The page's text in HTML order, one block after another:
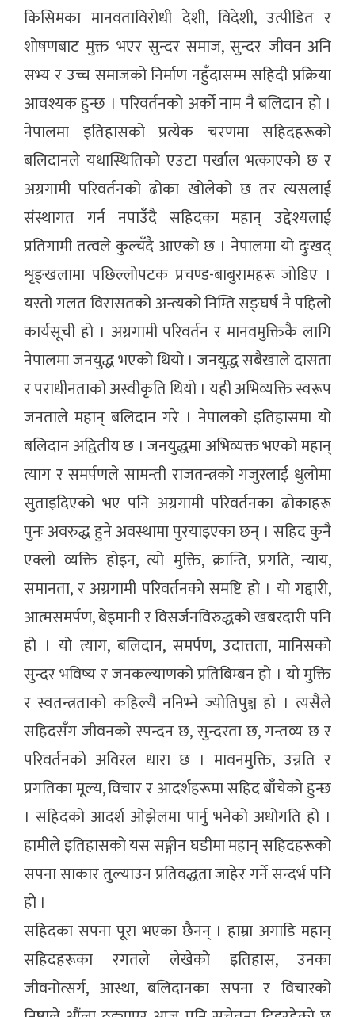
किसिमका मानवताविरोधी देशी, विदेशी, उत्पीडित र
शोषणबाट मुक्त भएर सुन्दर समाज, सुन्दर जीवन अनि
सभ्य र उच्च समाजको निर्माण नहुँदासम्म सहिदी प्रक्रिया
आवश्यक हुन्छ । परिवर्तनको अर्को नाम नै बलिदान हो ।
नेपालमा इतिहासको प्रत्येक चरणमा सहिदहरूको
बलिदानले यथास्थितिको एउटा पर्खाल भत्काएको छ र
अग्रगामी परिवर्तनको ढोका खोलेको छ तर त्यसलाई
संस्थागत गर्न नपाउँदै सहिदका महान् उद्देश्यलाई
प्रतिगामी तत्वले कुल्चँदै आएको छ । नेपालमा यो दुःखद्
शृङ्खलामा पछिल्लोपटक प्रचण्ड-बाबुरामहरू जोडिए ।
यस्तो गलत विरासतको अन्त्यको निम्ति सङ्घर्ष नै पहिलो
कार्यसूची हो । अग्रगामी परिवर्तन र मानवमुक्तिकै लागि
नेपालमा जनयुद्ध भएको थियो । जनयुद्ध सबैखाले दासता
र पराधीनताको अस्वीकृति थियो । यही अभिव्यक्ति स्वरूप
जनताले महान् बलिदान गरे । नेपालको इतिहासमा यो
बलिदान अद्वितीय छ । जनयुद्धमा अभिव्यक्त भएको महान्
त्याग र समर्पणले सामन्ती राजतन्त्रको गजुरलाई धुलोमा
सुताइदिएको भए पनि अग्रगामी परिवर्तनका ढोकाहरू
पुनः अवरुद्ध हुने अवस्थामा पुरयाइएका छन् । सहिद कुनै
एक्लो व्यक्ति होइन, त्यो मुक्ति, क्रान्ति, प्रगति, न्याय,
समानता, र अग्रगामी परिवर्तनको समष्टि हो । यो गद्दारी,
आत्मसमर्पण, बेइमानी र विसर्जनविरुद्धको खबरदारी पनि
हो । यो त्याग, बलिदान, समर्पण, उदात्तता, मानिसको
सुन्दर भविष्य र जनकल्याणको प्रतिबिम्बन हो । यो मुक्ति
र स्वतन्त्रताको कहिल्यै ननिभ्ने ज्योतिपुञ्ज हो । त्यसैले
सहिदसँग जीवनको स्पन्दन छ, सुन्दरता छ, गन्तव्य छ र
परिवर्तनको अविरल धारा छ । मावनमुक्ति, उन्नति र
प्रगतिका मूल्य, विचार र आदर्शहरूमा सहिद बाँचेको हुन्छ
। सहिदको आदर्श ओझेलमा पार्नु भनेको अधोगति हो ।
हामीले इतिहासको यस सङ्गीन घडीमा महान् सहिदहरूको
सपना साकार तुल्याउन प्रतिवद्धता जाहेर गर्ने सन्दर्भ पनि
हो ।
सहिदका सपना पूरा भएका छैनन् । हाम्रा अगाडि महान्
सहिदहरूका रगतले लेखेको इतिहास, उनका
जीवनोत्सर्ग, आस्था, बलिदानका सपना र विचारको